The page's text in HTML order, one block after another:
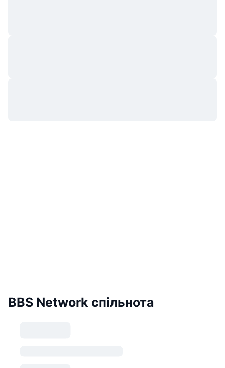
BBS Network спільнота